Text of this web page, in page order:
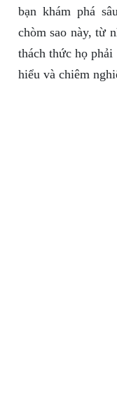
bạn khám phá
chòm sao này, từ
thách thức họ
hiểu và chiêm